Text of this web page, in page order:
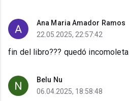
Ana Maria Amador Ramos
22.05.2025, 22:57:42
fin del libro??? quedó incomoleta
Belu Nu
06.04.2025, 18:58:48